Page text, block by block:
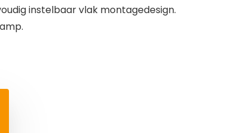
instelbaar vlak montagedesign.